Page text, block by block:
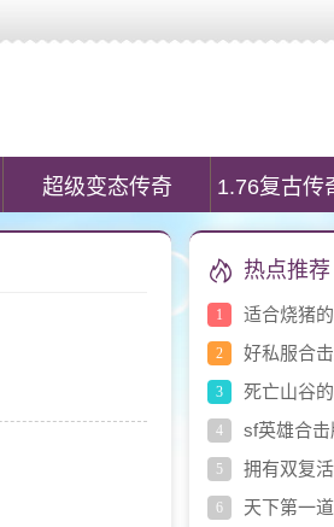
超级变态传奇 1.76复古传
热点推荐
1
适合烧猪
爆率好
2
好私服合
有眼睛设定
3 死亡山谷
4 sf英雄合
5 拥有双复
6 天下第一